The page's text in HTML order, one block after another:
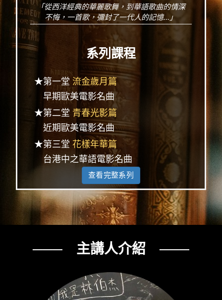
「從西洋經典的華麗歌舞，到華語歌曲的情深
不悔，一首歌，彌封了一代人的記憶...」
系列課程
★第一堂 流金歲月篇
早期歐美電影名曲
★第二堂 青春光影篇
近期歐美電影名曲
★第三堂 花樣年華篇
台港中之華語電影名曲
查看完整系列
─── 主講人介紹 ───